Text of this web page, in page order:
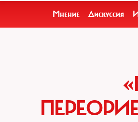
Мнение Дискуссия